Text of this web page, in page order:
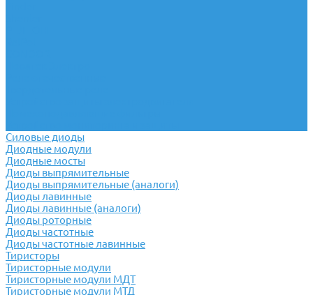
Силовые диоды
Диодные модули
Диодные мосты
Диоды выпрямительные
Диоды выпрямительные (аналоги)
Диоды лавинные
Диоды лавинные (аналоги)
Диоды роторные
Диоды частотные
Диоды частотные лавинные
Тиристоры
Тиристорные модули
Тиристорные модули МДТ
Тиристорные модули МТД